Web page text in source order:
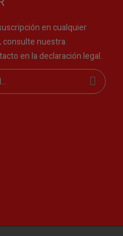
en cualquier
consulte nuestra
en la declaración legal.